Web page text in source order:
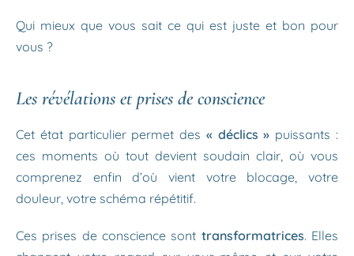
Qui mieux que vous sait ce qui est juste et bon pour
vous ?
Les révélations et prises de conscience
Cet état particulier permet des « déclics » puissants :
ces moments où tout devient soudain clair, où vous
comprenez enfin d’où vient votre blocage, votre
douleur, votre schéma répétitif.
Ces prises de conscience sont transformatrices. Elles